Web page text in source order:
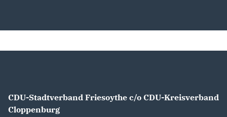
CDU-Stadtverband Friesoythe c/o CDU-Kreisverband
Cloppenburg